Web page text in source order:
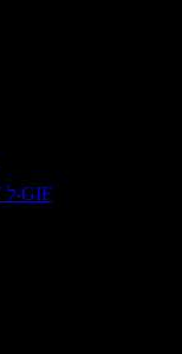
תוכנות AI אונליין מומלצות להמרת MOV ל-GIF